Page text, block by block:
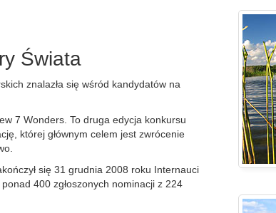
Świata
znalazła się wśród kandydatów na
7 Wonders. To druga edycja konkursu
której głównym celem jest zwrócenie
się 31 grudnia 2008 roku Internauci
ponad 400 zgłoszonych nominacji z 224